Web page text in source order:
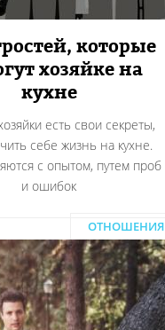
которые
хозяйке на
кухне
есть свои секреты,
себе жизнь на кухне.
с опытом, путем проб
и ошибок
ОТНОШЕНИЯ